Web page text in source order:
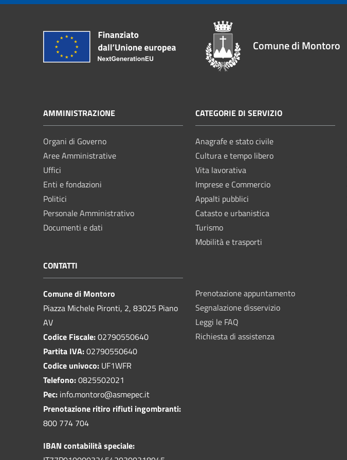
Comune di Montoro
AMMINISTRAZIONE
Organi di Governo
Aree Amministrative
Uffici
Enti e fondazioni
Politici
Personale Amministrativo
Documenti e dati
CATEGORIE DI SERVIZIO
Anagrafe e stato civile
Cultura e tempo libero
Vita lavorativa
Imprese e Commercio
Appalti pubblici
Catasto e urbanistica
Turismo
Mobilità e trasporti
CONTATTI
Comune di Montoro
Piazza Michele Pironti, 2, 83025 Piano
AV
Codice Fiscale:02790550640
Partita IVA:02790550640
Codice univoco: UF1WFR
Telefono:0825502021
Pec: info.montoro@asmepec.it
Prenotazione ritiro rifiuti ingombranti:
800 774 704
IBAN contabilità speciale:
Prenotazione appuntamento
Segnalazione disservizio
Leggi le FAQ
Richiesta di assistenza